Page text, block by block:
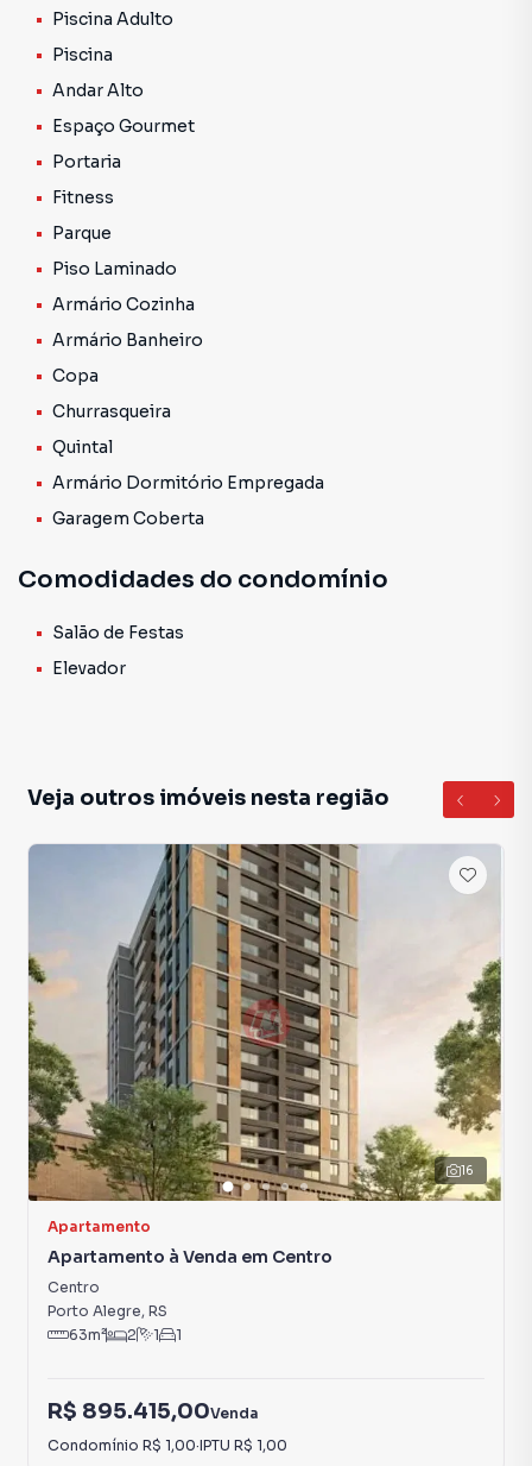
Agende uma visita com coretor especializado da Morano.
Piscina Adulto
Piscina
Andar Alto
Espaço Gourmet
Portaria
Fitness
Parque
Piso Laminado
Armário Cozinha
Armário Banheiro
Copa
Churrasqueira
Quintal
Armário Dormitório Empregada
Garagem Coberta
Comodidades do condomínio
Salão de Festas
Elevador
Veja outros imóveis nesta região
16
Apartamento
Apartamento à Venda em Centro
Centro
Porto Alegre, RS
63m² 2 1 1
R$ 895.415,00Venda
Condomínio R$ 1,00·IPTU R$ 1,00